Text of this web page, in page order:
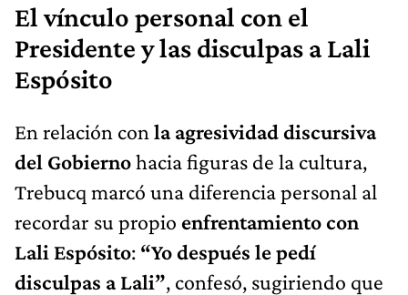
El vínculo personal con el
Presidente y las disculpas a Lali
Espósito
En relación con la agresividad discursiva
del Gobiernohacia figuras de la cultura,
Trebucq marcó una diferencia personal al
recordar su propio enfrentamiento con
Lali Espósito: “Yo después le pedí
disculpas a Lali”, confesó, sugiriendo que